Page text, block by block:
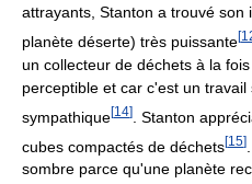
attrayants, Stanton a trouvé son
planète déserte) très puissante[
un collecteur de déchets à la
perceptible et car c'est un
sympathique[14]
. Stanton
cubes compactés de déchets[15]
sombre parce qu'une planète